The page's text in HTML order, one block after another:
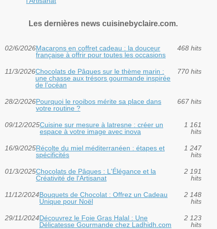
Les dernières news cuisinebyclaire.com.
02/6/2026Macarons en coffret cadeau : la douceur
française à offrir pour toutes les occasions
468 hits
11/3/2026Chocolats de Pâques sur le thème marin :
une chasse aux trésors gourmande inspirée
de l’océan
770 hits
28/2/2026Pourquoi le rooibos mérite sa place dans
votre routine ?
667 hits
09/12/2025Cuisine sur mesure à latresne : créer un
espace à votre image avec inova
1 161
hits
16/9/2025Récolte du miel méditerranéen : étapes et
spécificités
1 247
hits
01/3/2025Chocolats de Pâques : L'Élégance et la
Créativité de l'Artisanat
2 191
hits
11/12/2024Bouquets de Chocolat : Offrez un Cadeau
Unique pour Noël
2 148
hits
29/11/2024Découvrez le Foie Gras Halal : Une
Délicatesse Gourmande chez Ladhidh.com
2 123
hits